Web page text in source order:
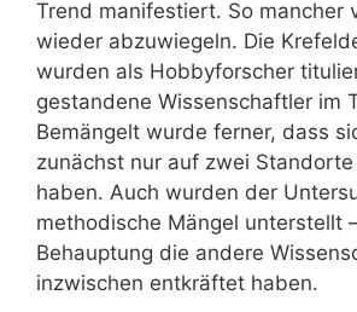
Trend manifestiert. So mancher
wieder abzuwiegeln. Die
wurden als Hobbyforscher
gestandene Wissenschaftler im
Bemängelt wurde ferner, dass
zunächst nur auf zwei
haben. Auch wurden der
methodische Mängel unterstellt
Behauptung die andere
inzwischen entkräftet haben.